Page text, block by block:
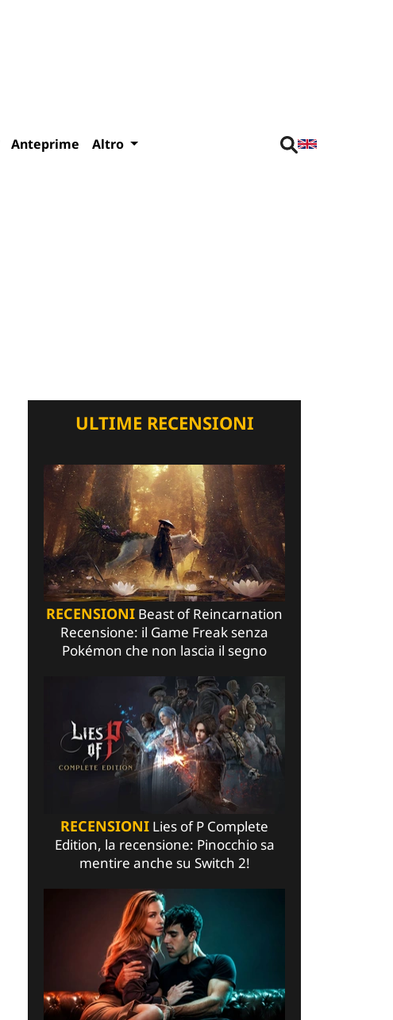
Anteprime Altro
ULTIME RECENSIONI
RECENSIONI Beast of Reincarnation
Recensione: il Game Freak senza
Pokémon che non lascia il segno
RECENSIONI Lies of P Complete
Edition, la recensione: Pinocchio sa
mentire anche su Switch 2!